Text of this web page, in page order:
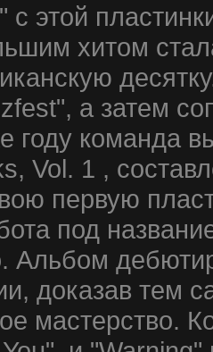
с этой
хитом
а затем
году команда
Vol. 1 ,
первую
под
Альбом
доказав тем
мастерство.